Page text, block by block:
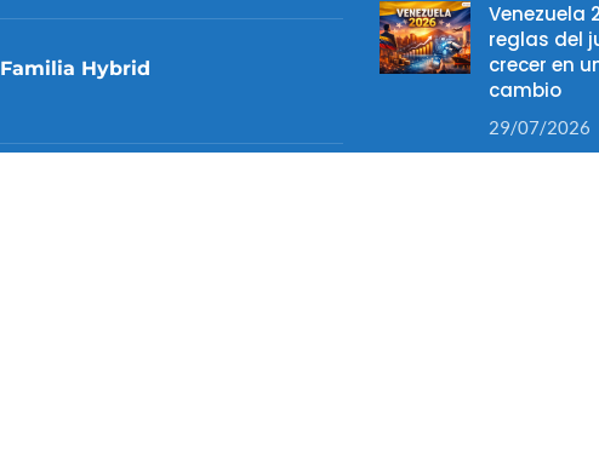
Familia Hybrid
Venezuela
reglas del
crecer en
cambio
29/07/2026